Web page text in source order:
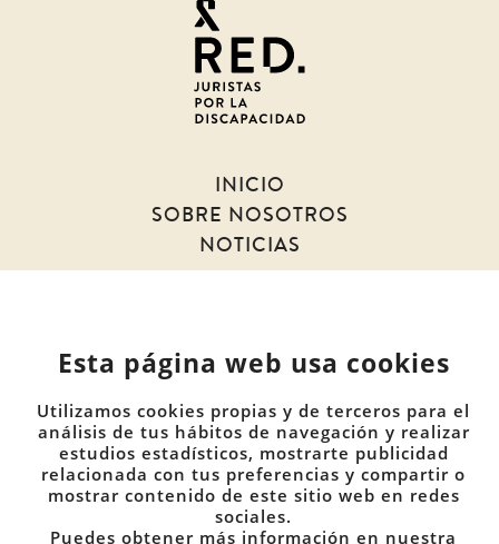
discapacidad
INICIO
SOBRE NOSOTROS
NOTICIAS
COMUNIDADES
CONTACTO
PRIVACIDAD
COOKIES
Esta página web usa cookies
Utilizamos cookies propias y de terceros para el
análisis de tus hábitos de navegación y realizar
estudios estadísticos, mostrarte publicidad
relacionada con tus preferencias y compartir o
mostrar contenido de este sitio web en redes
sociales.
Puedes obtener más información en nuestra